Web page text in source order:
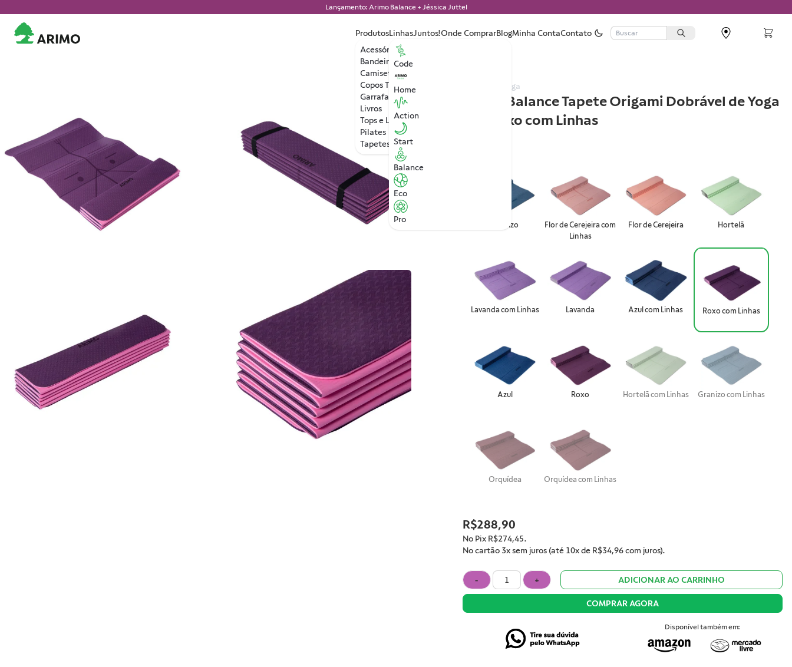
Lançamento: Arimo Balance + Jéssica Juttel
Produtos
Acessórios
Bandeiras
Camisetas
Copos Térmicos
Garrafa de Água
Livros
Tops e Leggings
Pilates
Tapetes de Yoga
Linhas
Code
Home
Action
Start
Balance
Eco
Pro
Juntos!Onde ComprarBlogMinha ContaContato
Tapete de Yoga
Arimo Balance Tapete Origami Dobrável de Yoga
Roxo com Linhas
Granizo
Flor de Cerejeira com
Linhas
Flor de Cerejeira Hortelã
Lavanda com Linhas Lavanda Azul com Linhas Roxo com Linhas
Azul Roxo Hortelã com Linhas Granizo com Linhas
Orquídea Orquídea com Linhas
R$288,90
No Pix R$274,45.
No cartão 3x sem juros (até 10x de R$34,96com juros).
- + ADICIONAR AO CARRINHO
COMPRAR AGORA
Disponível também em: